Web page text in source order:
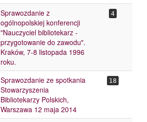
Sprawozdanie z
ogólnopolskiej konferencji
"Nauczyciel bibliotekarz -
przygotowanie do zawodu".
Kraków, 7-8 listopada 1996
roku.
4
Sprawozdanie ze spotkania
Stowarzyszenia
Bibliotekarzy Polskich,
Warszawa 12 maja 2014
18